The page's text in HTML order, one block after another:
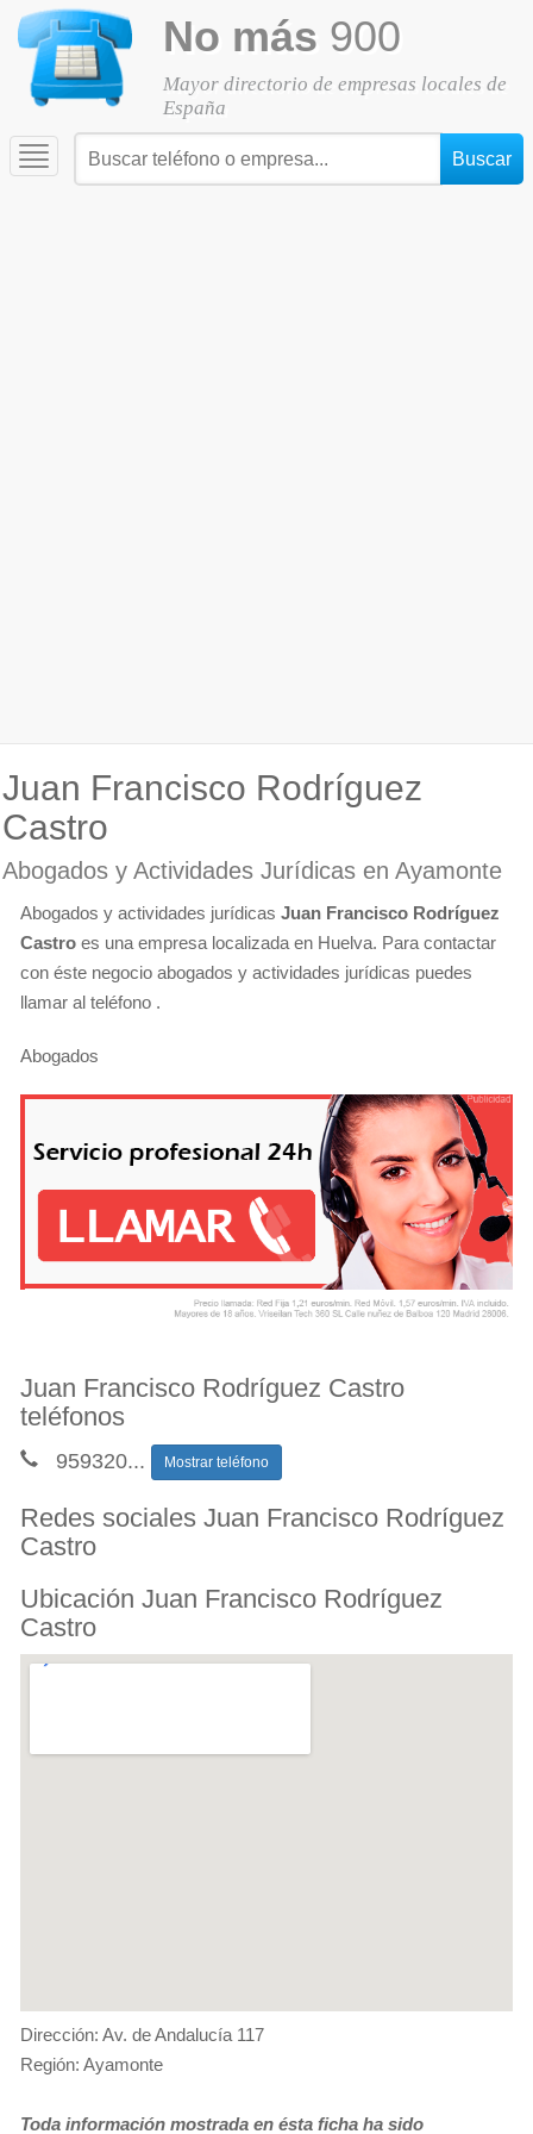
No más 900
Mayor directorio de empresas locales de
España
Toggle
navigation
Juan Francisco Rodríguez
Castro
Abogados y Actividades Jurídicas en Ayamonte
Abogados y actividades jurídicas Juan Francisco Rodríguez
Castro es una empresa localizada en Huelva. Para contactar
con éste negocio abogados y actividades jurídicas puedes
llamar al teléfono .
Abogados
Juan Francisco Rodríguez Castro
teléfonos
959320... Mostrar teléfono
Redes sociales Juan Francisco Rodríguez
Castro
Ubicación Juan Francisco Rodríguez
Castro
Dirección: Av. de Andalucía 117
Región: Ayamonte
Toda información mostrada en ésta ficha ha sido